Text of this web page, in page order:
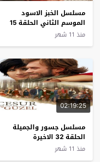
مسلسل الخبز الاسود
الموسم الثاني الحلقة 15
الاخيرة
منذ 11 شهر
02:19:25
مسلسل جسور والجميلة
الحلقة 32 الاخيرة
منذ 11 شهر